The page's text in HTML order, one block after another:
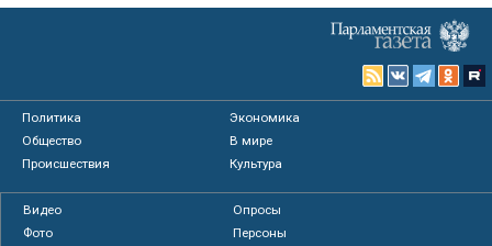
Политика
Экономика
Общество
В мире
Происшествия
Культура
Видео
Опросы
Фото
Персоны